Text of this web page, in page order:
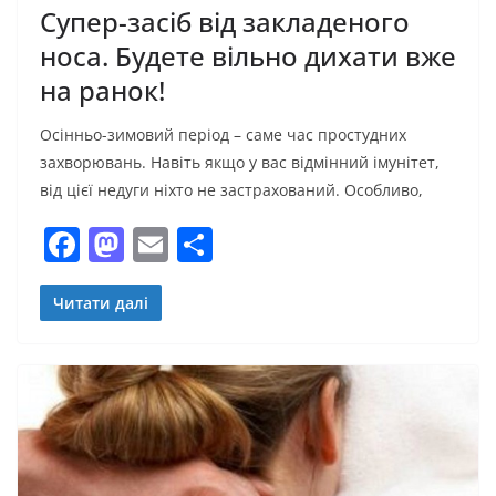
Супер-засіб від закладеного
носа. Будете вільно дихати вже
на ранок!
Осінньо-зимовий період – саме час простудних
захворювань. Навіть якщо у вас відмінний імунітет,
від цієї недуги ніхто не застрахований. Особливо,
F
a
c
b
o
o
M
a
st
d
o
n
E
и
т
и
Читати далі